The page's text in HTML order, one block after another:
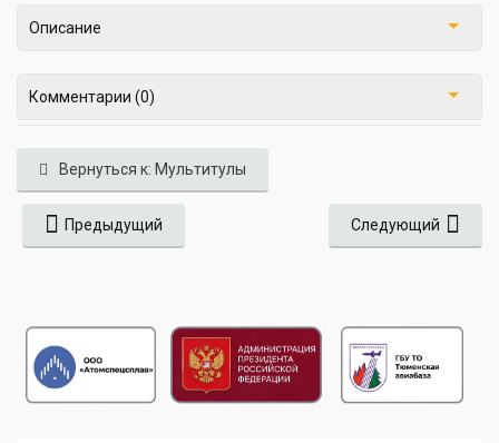
Описание
Комментарии (0)
Вернуться к: Мультитулы
Предыдущий Следующий